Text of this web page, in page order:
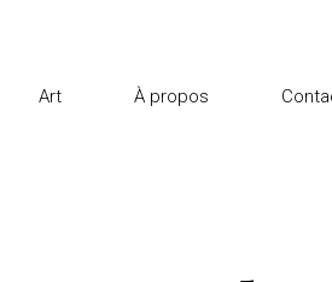
Art À propos